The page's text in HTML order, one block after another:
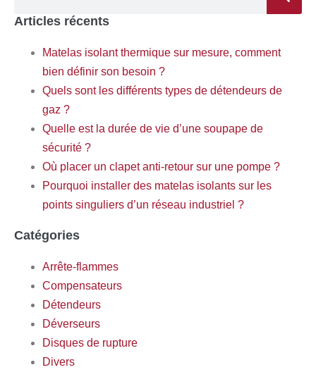
Articles récents
Matelas isolant thermique sur mesure, comment
bien définir son besoin ?
Quels sont les différents types de détendeurs de
gaz ?
Quelle est la durée de vie d’une soupape de
sécurité ?
Où placer un clapet anti-retour sur une pompe ?
Pourquoi installer des matelas isolants sur les
points singuliers d’un réseau industriel ?
Catégories
Arrête-flammes
Compensateurs
Détendeurs
Déverseurs
Disques de rupture
Divers